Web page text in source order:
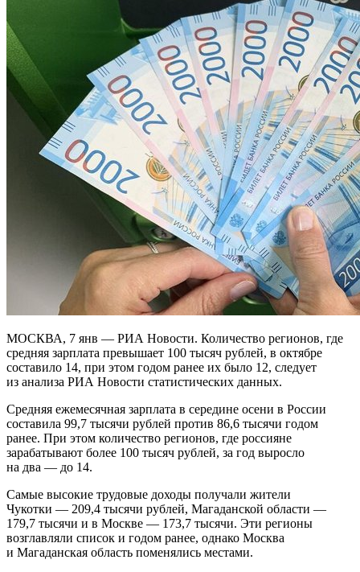
МОСКВА, 7 янв — РИА Новости. Количество регионов, где
средняя зарплата превышает 100 тысяч рублей, в октябре
составило 14, при этом годом ранее их было 12, следует
из анализа РИА Новости статистических данных.
Средняя ежемесячная зарплата в середине осени в России
составила 99,7 тысячи рублей против 86,6 тысячи годом
ранее. При этом количество регионов, где россияне
зарабатывают более 100 тысяч рублей, за год выросло
на два — до 14.
Самые высокие трудовые доходы получали жители
Чукотки — 209,4 тысячи рублей, Магаданской области —
179,7 тысячи и в Москве — 173,7 тысячи. Эти регионы
возглавляли список и годом ранее, однако Москва
и Магаданская область поменялись местами.